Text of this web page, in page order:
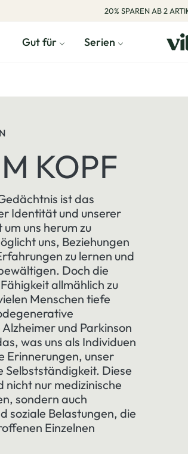
20% SPAREN AB 2
Gut für Serien
KOPF
ist das
Identität und unserer
uns herum zu
uns, Beziehungen
zu lernen und
Doch die
allmählich zu
Menschen tiefe
und Parkinson
was uns als Individuen
Erinnerungen, unser
Selbstständigkeit. Diese
nicht nur medizinische
sondern auch
soziale Belastungen, die
Einzelnen